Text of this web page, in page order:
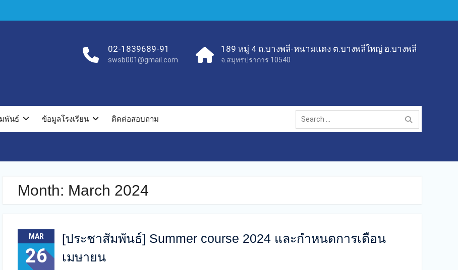
02-1839689-91
swsb001@gmail.com
189 หมู่ 4 ถ.บางพลี-หนามแดง ต.บางพลีใหญ่ อ.บางพลี
จ.สมุทรปราการ 10540
พันธ์ ข้อมูลโรงเรียน ติดต่อสอบถาม
Search
for:
Month: March 2024
MAR
26
[ประชาสัมพันธ์] Summer course 2024 และกำหนดการเดือน
เมษายน